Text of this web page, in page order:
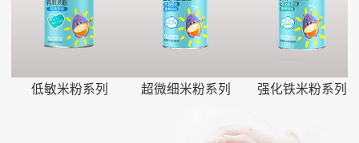
低敏米粉系列 超微细米粉系列 强化铁米粉系列